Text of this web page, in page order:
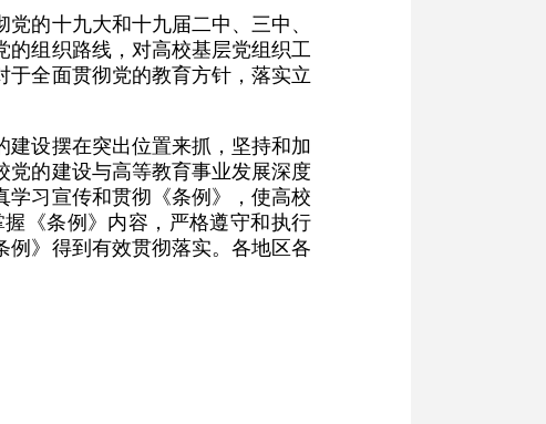
的十九大和十九届二中、三中、
组织路线，对高校基层党组织工
全面贯彻党的教育方针，落实立
设摆在突出位置来抓，坚持和加
的建设与高等教育事业发展深度
习宣传和贯彻《条例》，使高校
《条例》内容，严格遵守和执行
例》得到有效贯彻落实。各地区各